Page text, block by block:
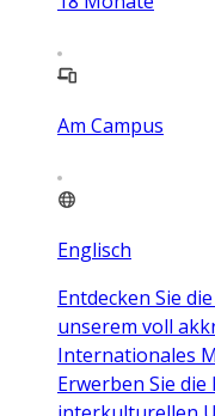
Am Campus
Englisch
Entdecken Sie
unserem voll
Internationales
Erwerben Sie